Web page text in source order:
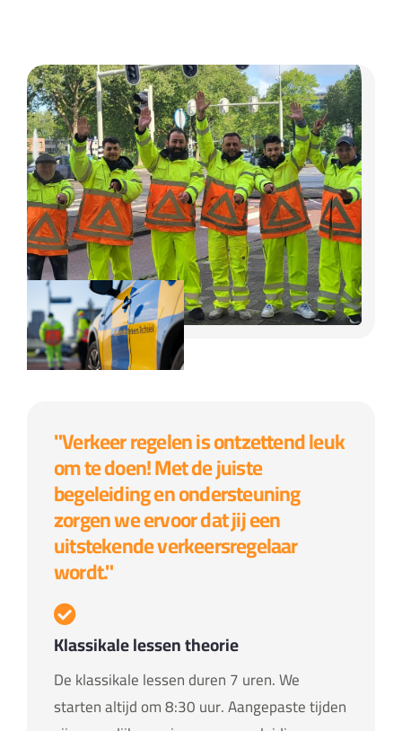
"Verkeer regelen is ontzettend leuk
om te doen! Met de juiste
begeleiding en ondersteuning
zorgen we ervoor dat jij een
uitstekende verkeersregelaar
wordt."
Klassikale lessen theorie
De klassikale lessen duren 7 uren. We
starten altijd om 8:30 uur. Aangepaste tijden